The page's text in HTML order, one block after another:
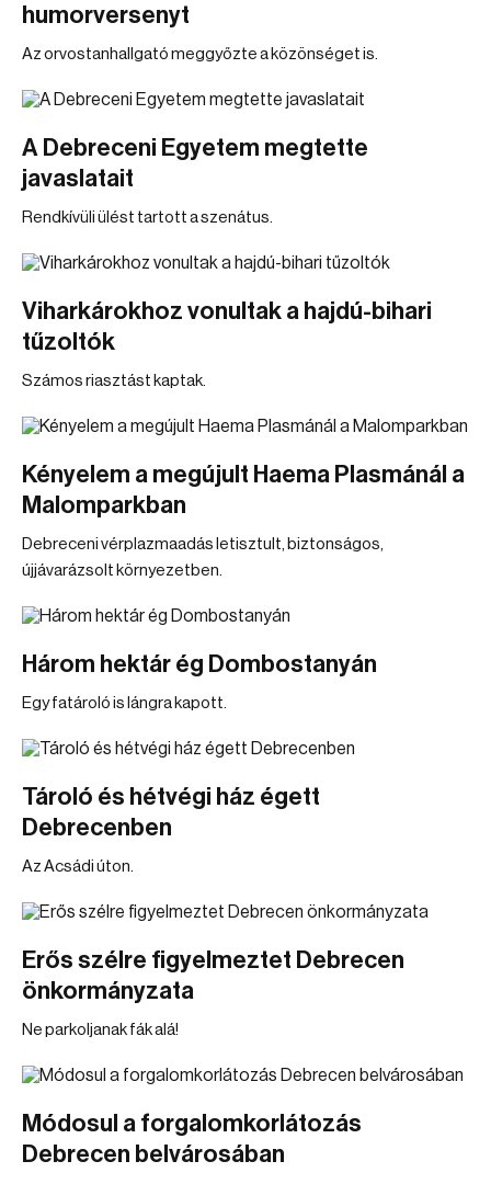
humorversenyt
Az orvostanhallgató meggyőzte a közönséget is.
A Debreceni Egyetem megtette
javaslatait
Rendkívüli ülést tartott a szenátus.
Viharkárokhoz vonultak a hajdú-bihari
tűzoltók
Számos riasztást kaptak.
Kényelem a megújult Haema Plasmánál a
Malomparkban
Debreceni vérplazmaadás letisztult, biztonságos,
újjávarázsolt környezetben.
Három hektár ég Dombostanyán
Egy fatároló is lángra kapott.
Tároló és hétvégi ház égett
Debrecenben
Az Acsádi úton.
Erős szélre figyelmeztet Debrecen
önkormányzata
Ne parkoljanak fák alá!
Módosul a forgalomkorlátozás
Debrecen belvárosában